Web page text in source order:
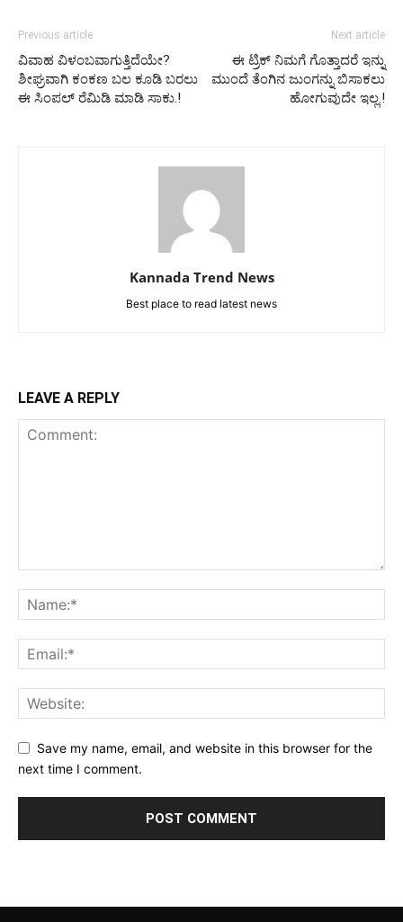
Previous article
ವಿವಾಹ ವಿಳಂಬವಾಗುತ್ತಿದೆಯೇ?
ಶೀಘ್ರವಾಗಿ ಕಂಕಣ ಬಲ ಕೂಡಿ ಬರಲು
ಈ ಸಿಂಪಲ್ ರೆಮಿಡಿ ಮಾಡಿ ಸಾಕು.!
Next article
ಈ ಟ್ರಿಕ್ ನಿಮಗೆ ಗೊತ್ತಾದರೆ ಇನ್ನು
ಮುಂದೆ ತೆಂಗಿನ ಜುಂಗನ್ನು ಬಿಸಾಕಲು
ಹೋಗುವುದೇ ಇಲ್ಲ.!
Kannada Trend News
Best place to read latest news
LEAVE A REPLY
Save my name, email, and website in this browser for the
next time I comment.